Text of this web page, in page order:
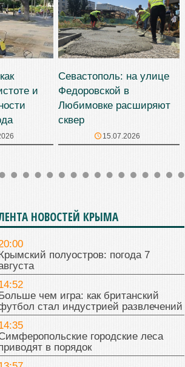
и
Севастополь: на улице
Федоровской в
Любимовке расширяют
сквер
15.07.2026
НОВОСТЕЙ КРЫМА
Крымский полуостров: погода 7
Больше чем игра: как британский
стал индустрией развлечений
городские леса
в порядок